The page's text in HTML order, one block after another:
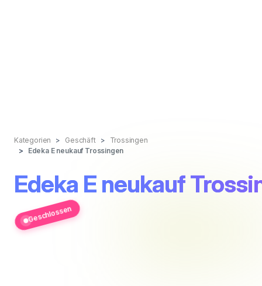
Kategorien Geschäft
Trossingen
Edeka E neukauf Trossingen
Edeka E neukauf
Geschlossen